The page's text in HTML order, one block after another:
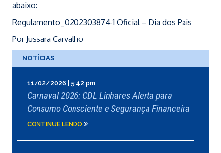
abaixo:
Regulamento_0202303874-1 Oficial – Dia dos Pais
Por Jussara Carvalho
NOTÍCIAS
11/02/2026 | 5:42 pm
Carnaval 2026: CDL Linhares Alerta para
Consumo Consciente e Segurança Financeira
CONTINUE LENDO